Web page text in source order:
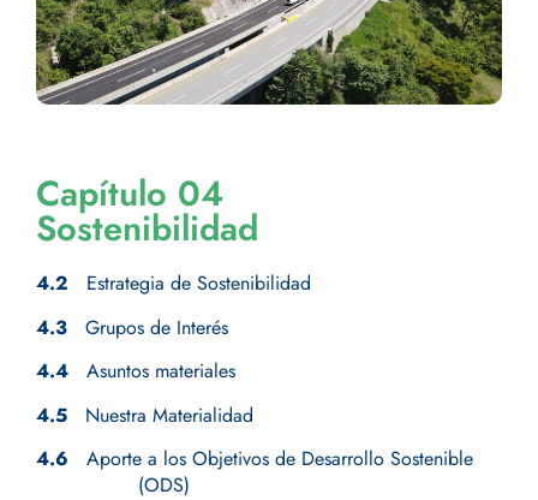
Capítulo 04
Sostenibilidad
4.2 Estrategia de Sostenibilidad
4.3 Grupos de Interés
4.4 Asuntos materiales
4.5 Nuestra Materialidad
4.6 Aporte a los Objetivos de Desarrollo Sostenible
(ODS)